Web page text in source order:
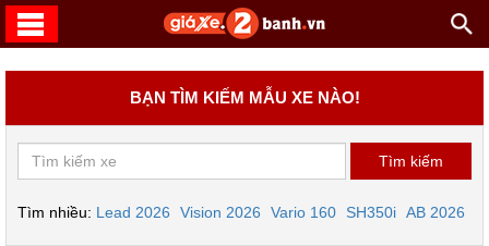
BẠN TÌM KIẾM MẪU XE NÀO!
Tìm nhiều: Lead 2026 Vision 2026 Vario 160 SH350i AB 2026